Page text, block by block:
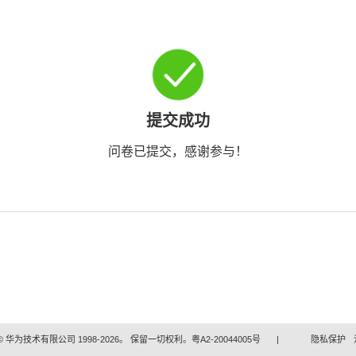
提交成功
问卷已提交，感谢参与！
华为技术有限公司 1998-2026。 保留一切权利。粤A2-20044005号 | 隐私保护